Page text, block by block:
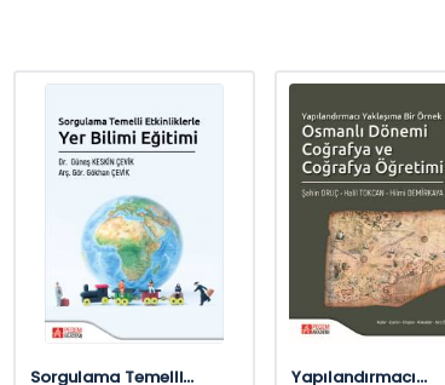
Sorgulama Temelli
Yapılandırmacı